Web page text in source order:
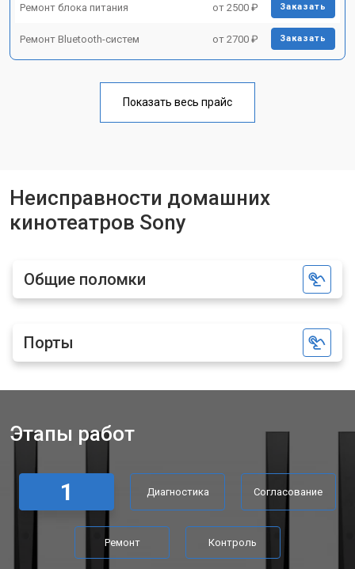
Ремонт блока питания от 2500 ₽ Заказать
Ремонт Bluetooth-систем от 2700 ₽ Заказать
Показать весь прайс
Неисправности домашних
кинотеатров Sony
Общие поломки
Порты
Этапы работ
1 Диагностика Согласование
Ремонт Контроль